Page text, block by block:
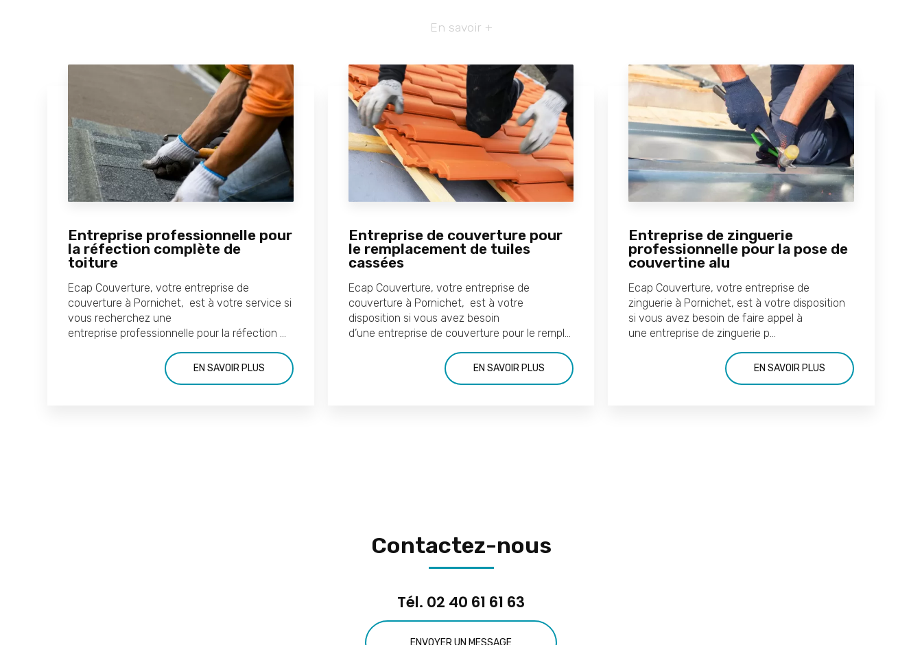
En savoir +
Entreprise professionnelle pour
la réfection complète de
toiture
Ecap Couverture, votre entreprise de
couverture à Pornichet, est à votre service si
vous recherchez une
entreprise professionnelle pour la réfection ...
EN SAVOIR PLUS
Entreprise de couverture pour
le remplacement de tuiles
cassées
Ecap Couverture, votre entreprise de
couverture à Pornichet, est à votre
disposition si vous avez besoin
d’une entreprise de couverture pour le rempl...
EN SAVOIR PLUS
Entreprise de zinguerie
professionnelle pour la pose de
couvertine alu
Ecap Couverture, votre entreprise de
zinguerie à Pornichet, est à votre disposition
si vous avez besoin de faire appel à
une entreprise de zinguerie p...
EN SAVOIR PLUS
Contactez-nous
Tél. 02 40 61 61 63